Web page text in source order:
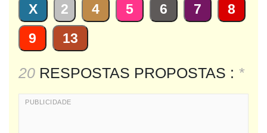
X 2 4 5 6 7
8
9
13
20 RESPOSTAS PROPOSTAS : *